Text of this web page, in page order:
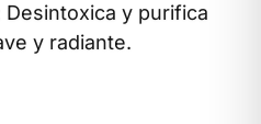
Desintoxica y purifica
y radiante.